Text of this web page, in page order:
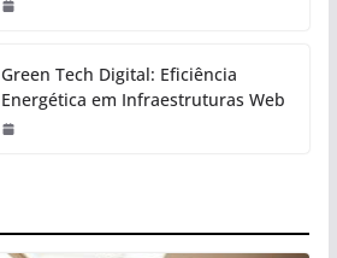
Green Tech Digital: Eficiência
Energética em Infraestruturas Web